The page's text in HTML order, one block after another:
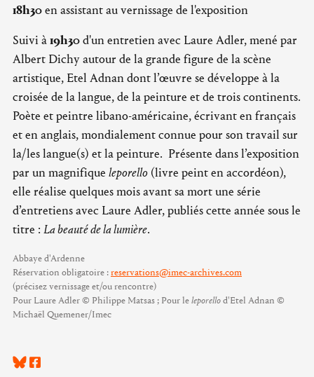
18h30en assistant au vernissage de l'exposition
Suivi à19h30d'un entretien avec Laure Adler, mené par
Albert Dichy autour de la grande figure de la scène
artistique, Etel Adnan dont l’œuvre se développe à la
croisée de la langue, de la peinture et de trois continents.
Poète et peintre libano-américaine, écrivant en français
et en anglais, mondialement connue pour son travail sur
la/les langue(s) et la peinture. Présente dans l’exposition
par un magnifique leporello (livre peint en accordéon),
elle réalise quelques mois avant sa mort une série
d’entretiens avec Laure Adler, publiés cette année sous le
titre : La beauté de la lumière.
Abbaye d'Ardenne
Réservation obligatoire :reservations@imec-archives.com
(précisez vernissage et/ou rencontre)
Pour Laure Adler © Philippe Matsas ; Pour leleporellod'Etel Adnan ©
Michaël Quemener/Imec